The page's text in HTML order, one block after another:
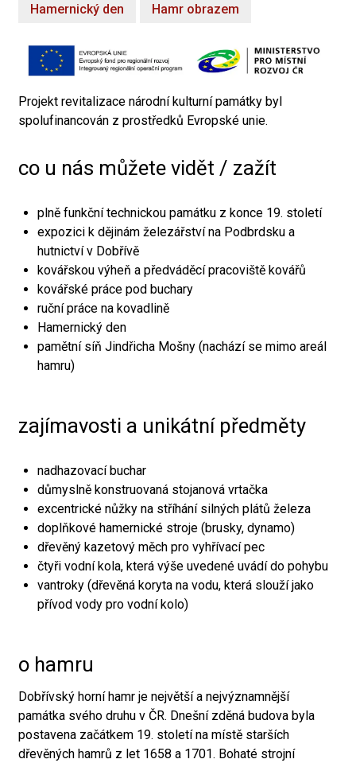
Hamernický den Hamr obrazem
Projekt revitalizace národní kulturní památky byl
spolufinancován z prostředků Evropské unie.
co u nás můžete vidět / zažít
plně funkční technickou památku z konce 19. století
expozici k dějinám železářství na Podbrdsku a
hutnictví v Dobřívě
kovářskou výheň a předváděcí pracoviště kovářů
kovářské práce pod buchary
ruční práce na kovadlině
Hamernický den
pamětní síň Jindřicha Mošny (nachází se mimo areál
hamru)
zajímavosti a unikátní předměty
nadhazovací buchar
důmyslně konstruovaná stojanová vrtačka
excentrické nůžky na stříhání silných plátů železa
doplňkové hamernické stroje (brusky, dynamo)
dřevěný kazetový měch pro vyhřívací pec
čtyři vodní kola, která výše uvedené uvádí do pohybu
vantroky (dřevěná koryta na vodu, která slouží jako
přívod vody pro vodní kolo)
o hamru
Dobřívský horní hamr je největší a nejvýznamnější
památka svého druhu v ČR. Dnešní zděná budova byla
postavena začátkem 19. století na místě starších
dřevěných hamrů z let 1658 a 1701. Bohaté strojní